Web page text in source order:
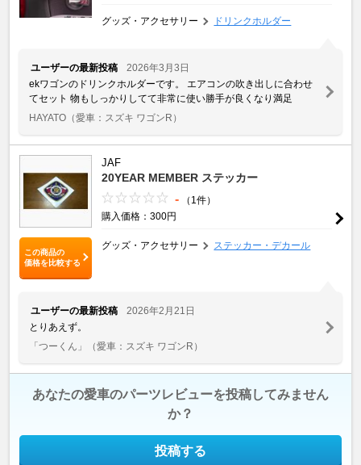
グッズ・アクセサリー ドリンクホルダー
ユーザーの最新投稿
2026年3月3日
ekワゴンのドリンクホルダーです。 エアコンの吹き出しに合わせ
てセット 物もしっかりしてて非常に使い勝手が良くなり満足
HAYATO （愛車：スズキ ワゴンR）
この商品の
価格を比較する
JAF
20YEAR MEMBER ステッカー
-
（1件）
購入価格：300円
グッズ・アクセサリー ステッカー・デカール
ユーザーの最新投稿
2026年2月21日
とりあえず。
「つーくん」
（愛車：スズキ ワゴンR）
あなたの愛車のパーツレビューを投稿してみません
か？
投稿する